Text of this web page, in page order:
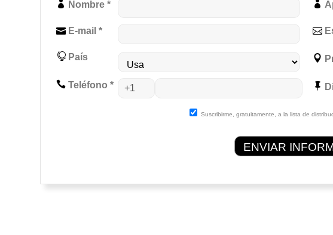
Nombre *
E-mail *
País
Teléfono *
Suscribirme, gratuitamente, a la lista de